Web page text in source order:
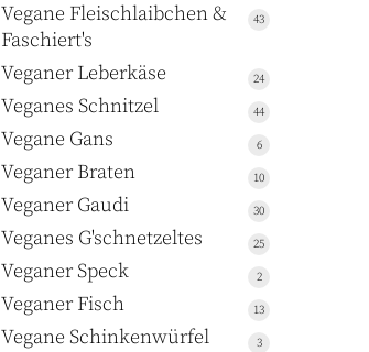
Vegane Fleischlaibchen &
Faschiert's
4343
Veganer Leberkäse 2424
Veganes Schnitzel 4444
Vegane Gans 66
Veganer Braten 1010
Veganer Gaudi 3030
Veganes G'schnetzeltes 2525
Veganer Speck 22
Veganer Fisch 1313
Vegane Schinkenwürfel 33